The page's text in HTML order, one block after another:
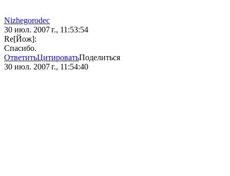
Nizhegorodec
30 июл. 2007 г., 11:53:54
Re[Йож]:
Спасибо.
ОтветитьЦитироватьПоделиться
30 июл. 2007 г., 11:54:40